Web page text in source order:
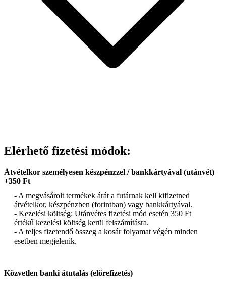
Elérhető fizetési módok:
Átvételkor személyesen készpénzzel / bankkártyával (utánvét)
+350 Ft
- A megvásárolt termékek árát a futárnak kell kifizetned
átvételkor, készpénzben (forintban) vagy bankkártyával.
- Kezelési költség: Utánvétes fizetési mód esetén 350 Ft
értékű kezelési költség kerül felszámításra.
- A teljes fizetendő összeg a kosár folyamat végén minden
esetben megjelenik.
Közvetlen banki átutalás (előrefizetés)